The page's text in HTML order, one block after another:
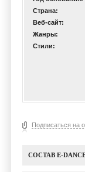
Страна:
Веб-сайт:
Жанры:
Стили:
Подписаться на
СОСТАВ E-